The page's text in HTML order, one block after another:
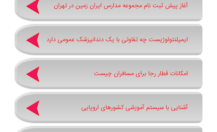
آغاز پیش ثبت‌ نام مجموعه مدارس ایران زمین در تهران
ایمپلنتولوژیست چه تفاوتی با یک دندانپزشک عمومی دارد
امکانات قطار رجا برای مسافران چیست
آشنایی با سیستم آموزشی کشورهای اروپایی